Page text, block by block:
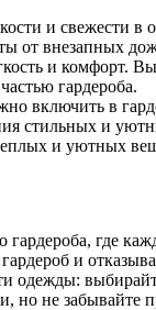
и свежести в
от внезапных
и комфорт.
гардероба.
включить в
стильных и
и уютных
гардероба, где
и
одежды:
но не забывайте